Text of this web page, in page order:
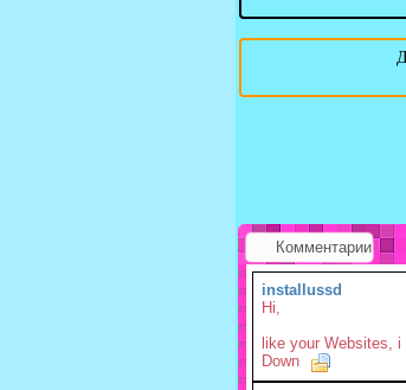
Комментарии
installussd
Hi,
like your Websites, i
Down